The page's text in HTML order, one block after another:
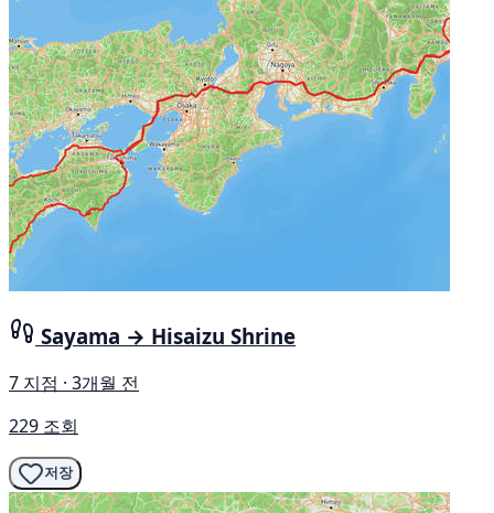
Sayama → Hisaizu Shrine
7 지점 · 3개월 전
229 조회
저장